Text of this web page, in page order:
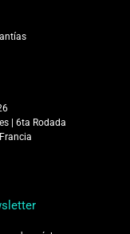
| 6ta Rodada